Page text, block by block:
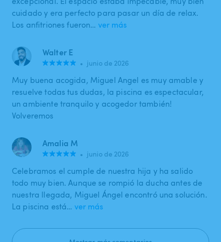
cuidado y era perfecto para pasar un día de relax.
Los anfitriones fueron… ver más
Walter E
• junio de 2026
Muy buena acogida, Miguel Angel es muy amable y
resuelve todas tus dudas, la piscina es espectacular,
un ambiente tranquilo y acogedor también!
Volveremos
Amalia M
• junio de 2026
Celebramos el cumple de nuestra hija y ha salido
todo muy bien. Aunque se rompió la ducha antes de
nuestra llegada, Miguel Ángel encontró una solución.
La piscina está… ver más